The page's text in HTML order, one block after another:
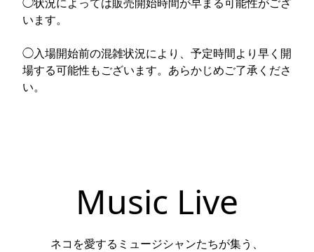
います。
◯入場開始前の混雑状況により、予定時間より早く開
場する可能性もございます。あらかじめご了承くださ
い。
Music Live
ネコを愛するミュージシャンたちが集う、